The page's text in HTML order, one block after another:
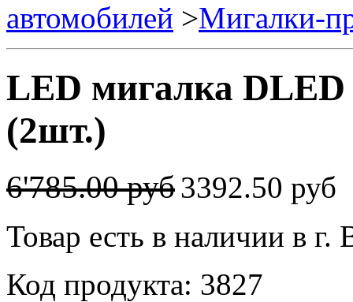
автомобилей >Мигалки-
LED мигалка
(2шт.)
6'785.00 руб3392.50 руб
Товар есть в наличии в г.
Код продукта: 3827